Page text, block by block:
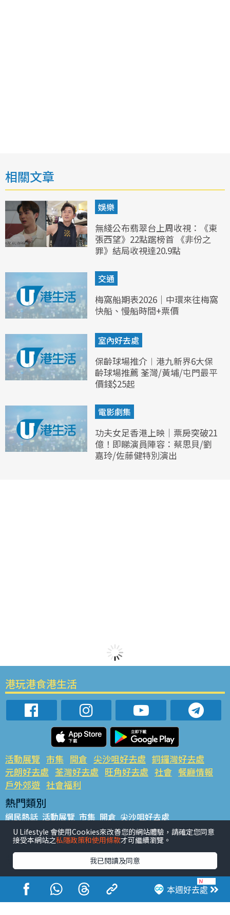
相關文章
娛樂
無綫公布翡翠台上周收視：《東
張西望》22點踞榜首 《非份之
罪》結局收視達20.9點
交通
梅窩船期表2026｜中環來往梅窩
快船、慢船時間+票價
室內好去處
保齡球場推介︱港九新界6大保
齡球場推薦 荃灣/黃埔/屯門最平
價錢$25起
電影劇集
功夫女足香港上映｜票房突破21
億！即睇演員陣容：蔡思貝/劉
嘉玲/佐藤健特別演出
本週好去處
港玩港食港生活
活動展覽 市集 開倉 尖沙咀好去處 銅鑼灣好去處
元朗好去處 荃灣好去處 旺角好去處 社會 餐廳情報
戶外郊遊 社會福利
熱門類別
網民熱話 活動展覽 市集 開倉 尖沙咀好去處
銅鑼灣好去處 元朗好去處 荃灣好去處 旺角好去處 社會
餐廳情報 戶外郊遊
熱門標籤
#UGO搵好去處 #人氣活動推介 #美食社群熱話
#親子玩樂好去處
#ULifestyle應用程式
#限時搶
#UJetso禮物放送
#ULifestyle商戶中心 #著數 #網絡熱話
U Lifestyle 會使用Cookies來改善您的網站體驗，請確定您同意
接受本網站之私隱政策和使用條款才可繼續瀏覽。
我已閱讀及同意